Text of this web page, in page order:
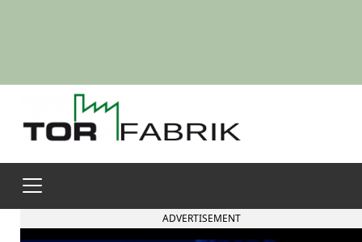
ADVERTISEMENT